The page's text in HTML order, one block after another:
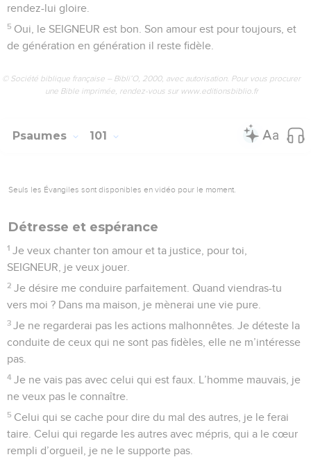
rendez-lui gloire.
5 Oui, le SEIGNEUR est bon. Son amour est pour toujours, et
de génération en génération il reste fidèle.
© Société biblique française – Bibli’O, 2000, avec autorisation. Pour vous procurer
une Bible imprimée, rendez-vous sur www.editionsbiblio.fr
Psaumes 101
Seuls les Évangiles sont disponibles en vidéo pour le moment.
Détresse et espérance
1 Je veux chanter ton amour et ta justice, pour toi,
SEIGNEUR, je veux jouer.
2 Je désire me conduire parfaitement. Quand viendras-tu
vers moi ? Dans ma maison, je mènerai une vie pure.
3 Je ne regarderai pas les actions malhonnêtes. Je déteste la
conduite de ceux qui ne sont pas fidèles, elle ne m’intéresse
pas.
4 Je ne vais pas avec celui qui est faux. L’homme mauvais, je
ne veux pas le connaître.
5 Celui qui se cache pour dire du mal des autres, je le ferai
taire. Celui qui regarde les autres avec mépris, qui a le cœur
rempli d’orgueil, je ne le supporte pas.